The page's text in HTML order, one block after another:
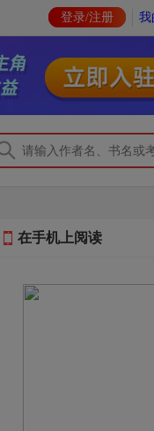
登录/注册 我
在手机上阅读